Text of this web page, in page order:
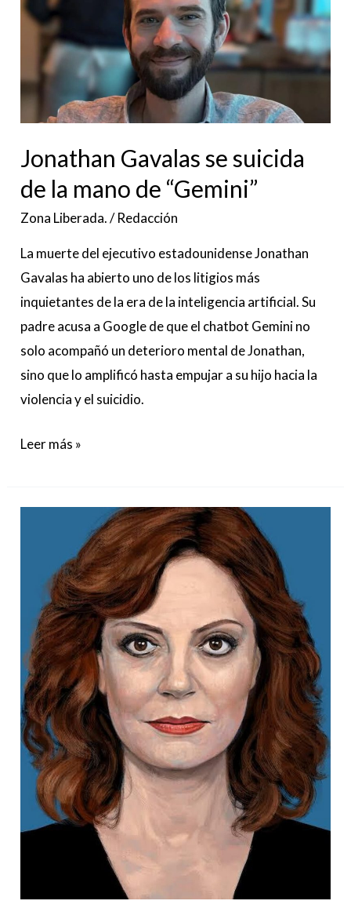
Jonathan Gavalas se suicida
de la mano de “Gemini”
Zona Liberada./Redacción
La muerte del ejecutivo estadounidense Jonathan
Gavalas ha abierto uno de los litigios más
inquietantes de la era de la inteligencia artificial. Su
padre acusa a Google de que el chatbot Gemini no
solo acompañó un deterioro mental de Jonathan,
sino que lo amplificó hasta empujar a su hijo hacia la
violencia y el suicidio.
se
suicida
la
“Gemini”
Leer más »
Sarandon
gusta
“la
fruta”